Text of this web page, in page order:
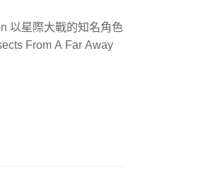
以星際大戰的知名角色
From A Far Away